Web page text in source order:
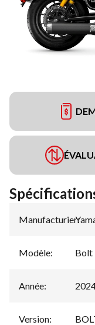
Manufacturier:
Modèle: Bolt
Année:
Version: